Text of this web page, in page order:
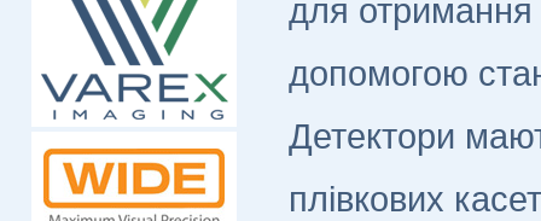
для отримання
допомогою
Детектори
плівкових